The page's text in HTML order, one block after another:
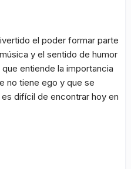
el poder formar parte
y el sentido de humor
entiende la importancia
no tiene ego y que se
difícil de encontrar hoy en